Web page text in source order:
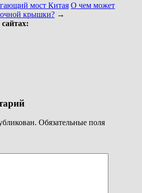
мост Китая О чем может
крышки? →
Обязательные поля